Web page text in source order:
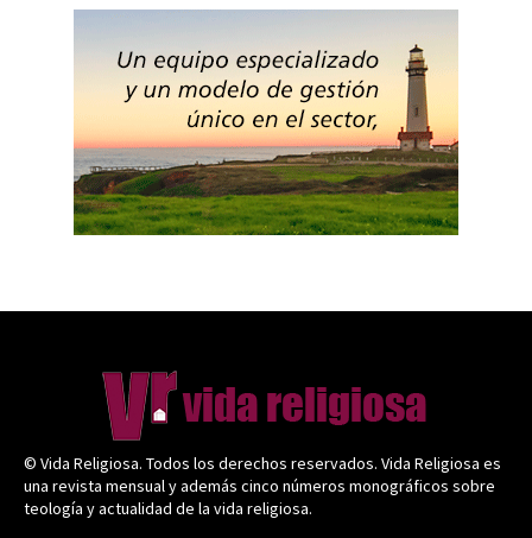
© Vida Religiosa. Todos los derechos reservados. Vida Religiosa es
una revista mensual y además cinco números monográficos sobre
teología y actualidad de la vida religiosa.